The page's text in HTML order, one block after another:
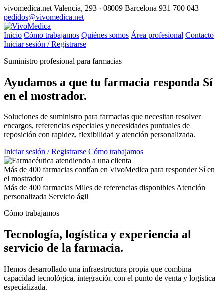
vivomedica.net Valencia, 293 · 08009 Barcelona 931 700 043
pedidos@vivomedica.net
Inicio Cómo trabajamos Quiénes somos Área profesional Contacto
Iniciar sesión / Registrarse
Suministro profesional para farmacias
Ayudamos a que tu farmacia responda Sí
en el mostrador.
Soluciones de suministro para farmacias que necesitan resolver
encargos, referencias especiales y necesidades puntuales de
reposición con rapidez, flexibilidad y atención personalizada.
Iniciar sesión / Registrarse Cómo trabajamos
Más de 400 farmacias confían en VivoMedica para responder Sí en
el mostrador
Más de 400 farmacias Miles de referencias disponibles Atención
personalizada Servicio ágil
Cómo trabajamos
Tecnología, logística y experiencia al
servicio de la farmacia.
Hemos desarrollado una infraestructura propia que combina
capacidad tecnológica, integración con el punto de venta y logística
especializada.